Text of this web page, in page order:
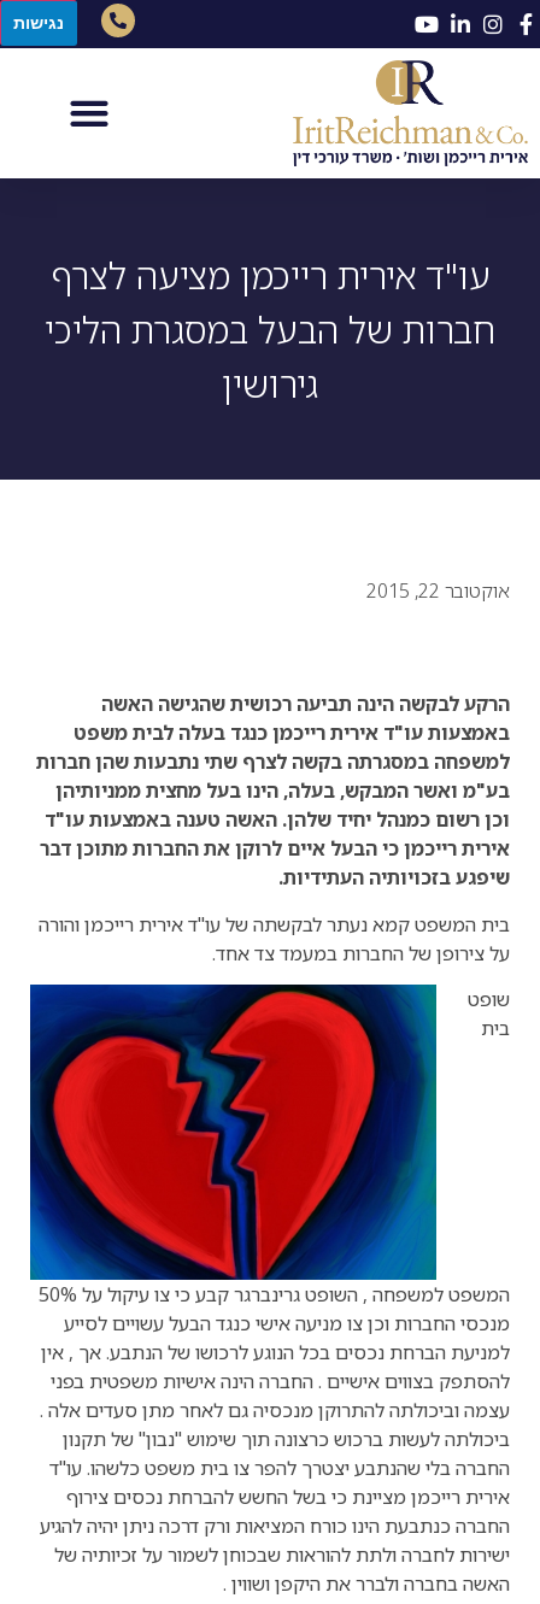
עו"ד אירית רייכמן מציעה לצרף
חברות של הבעל במסגרת הליכי
גירושין
אוקטובר 22, 2015
הרקע לבקשה הינה תביעה רכושית שהגישה האשה
באמצעות עו"ד אירית רייכמן כנגד בעלה לבית משפט
למשפחה במסגרתה בקשה לצרף שתי נתבעות שהן חברות
בע"מ ואשר המבקש, בעלה, הינו בעל מחצית ממניותיהן
וכן רשום כמנהל יחיד שלהן. האשה טענה באמצעות עו"ד
אירית רייכמן כי הבעל איים לרוקן את החברות מתוכן דבר
שיפגע בזכויותיה העתידיות.
בית המשפט קמא נעתר לבקשתה של עו"ד אירית רייכמן והורה
על צירופן של החברות במעמד צד אחד.
שופט
בית
המשפט למשפחה , השופט גרינברגר קבע כי צו עיקול על 50%
מנכסי החברות וכן צו מניעה אישי כנגד הבעל עשויים לסייע
למניעת הברחת נכסים בכל הנוגע לרכושו של הנתבע. אך , אין
להסתפק בצווים אישיים . החברה הינה אישיות משפטית בפני
עצמה וביכולתה להתרוקן מנכסיה גם לאחר מתן סעדים אלה .
ביכולתה לעשות ברכוש כרצונה תוך שימוש "נבון" של תקנון
החברה בלי שהנתבע יצטרך להפר צו בית משפט כלשהו. עו"ד
אירית רייכמן מציינת כי בשל החשש להברחת נכסים צירוף
החברה כנתבעת הינו כורח המציאות ורק דרכה ניתן יהיה להגיע
ישירות לחברה ולתת להוראות שבכוחן לשמור על זכיותיה של
האשה בחברה ולברר את היקפן ושווין .
נגישות